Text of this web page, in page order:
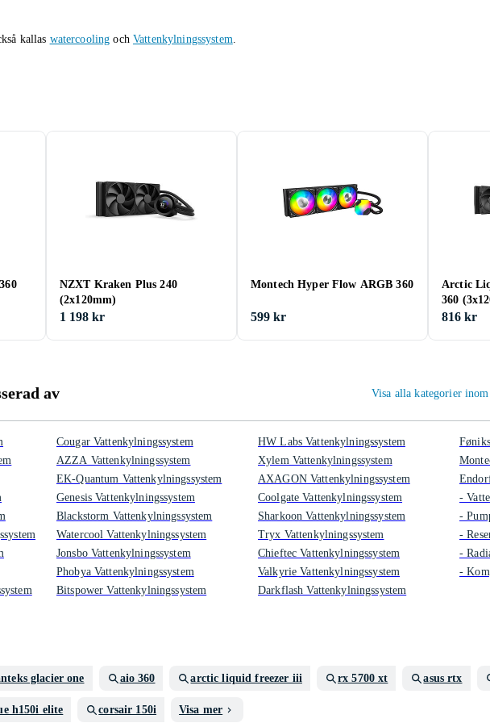
kallas watercooling och Vattenkylningssystem.
NZXT Kraken Plus 240
(2x120mm)
1 198 kr
Montech Hyper Flow ARGB 360
599 kr
Arctic
360
816 kr
av Visa alla kategorier
Cougar Vattenkylningssystem
AZZA Vattenkylningssystem
EK-Quantum Vattenkylningssystem
Genesis Vattenkylningssystem
Blackstorm Vattenkylningssystem
Watercool Vattenkylningssystem
Jonsbo Vattenkylningssystem
Phobya Vattenkylningssystem
Bitspower Vattenkylningssystem
HW Labs Vattenkylningssystem
Xylem Vattenkylningssystem
AXAGON Vattenkylningssystem
Coolgate Vattenkylningssystem
Sharkoon Vattenkylningssystem
Tryx Vattenkylningssystem
Chieftec Vattenkylningssystem
Valkyrie Vattenkylningssystem
Darkflash Vattenkylningssystem
-
-
-
-
-
glacier one aio 360 arctic liquid freezer iii rx 5700 xt asus rtx
h150i elite corsair 150i Visa mer